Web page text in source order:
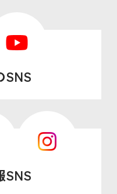
SNS
SNS